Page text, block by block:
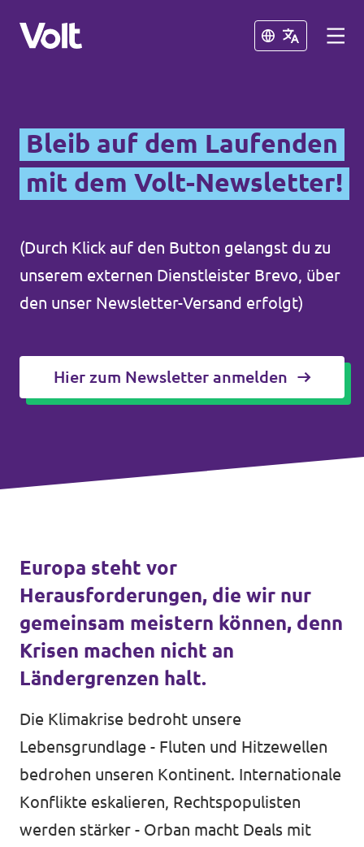
Schließen
Website
Volt in deinem Bundesland
Volt Deutschland Merchandise Shop
Schließen
Programm
Über Volt
Menschen
Unsere Events
Wahlprogramm Bürgerschaftswahl
Mache bei uns mit!
Deine Spende für Volt!
Hamburger Fraktionen
Jetzt mitmachen!
Bleib auf dem Laufenden
mit dem Volt-Newsletter!
(Durch Klick auf den Button gelangst du zu
unserem externen Dienstleister Brevo, über
den unser Newsletter-Versand erfolgt)
Hier zum Newsletter anmelden
Europa steht vor
Herausforderungen, die wir nur
gemeinsam meistern können, denn
Krisen machen nicht an
Ländergrenzen halt.
Die Klimakrise bedroht unsere
Lebensgrundlage - Fluten und Hitzewellen
bedrohen unseren Kontinent. Internationale
Konflikte eskalieren, Rechtspopulisten
werden stärker - Orban macht Deals mit